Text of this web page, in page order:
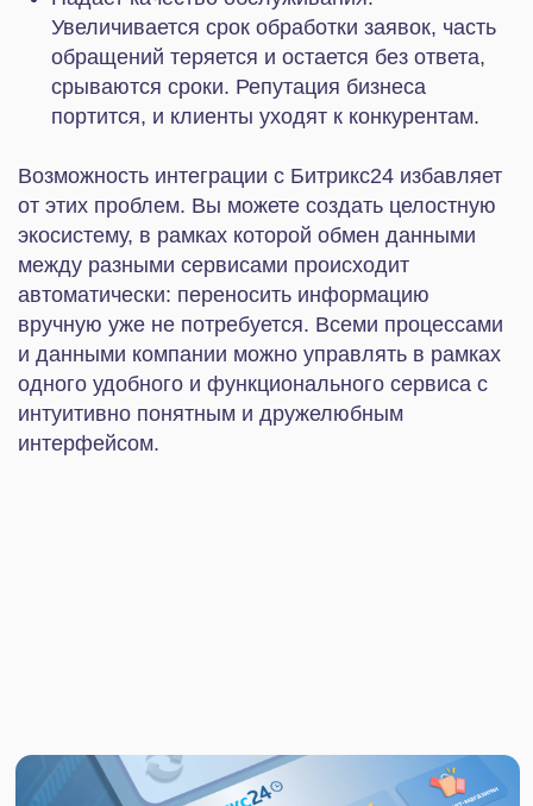
✔ Избавляет от рутины.Автоматизация
типовых процессов — заполнение карточек,
обновление статусов, распределение заявок —
экономит время и снижает риск ошибок.
✔ Повышает лояльность клиентов.
Менеджеры своевременно обрабатывают
обращения, видят полную историю
взаимодействий, предпочтений и покупок
клиентов. Это делает обслуживание более
персонализированным и качественным.
✔ Ускоряет коммуникацию внутри команды.
✔ Улучшает планирование и контроль.
Руководитель видит, чем занят каждый